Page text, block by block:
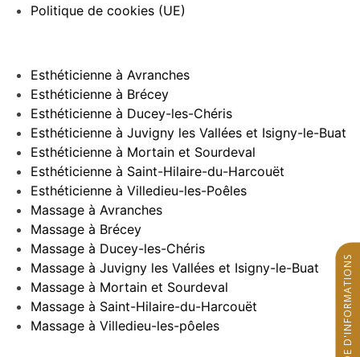
Politique de cookies (UE)
Esthéticienne à Avranches
Esthéticienne à Brécey
Esthéticienne à Ducey-les-Chéris
Esthéticienne à Juvigny les Vallées et Isigny-le-Buat
Esthéticienne à Mortain et Sourdeval
Esthéticienne à Saint-Hilaire-du-Harcouët
Esthéticienne à Villedieu-les-Poêles
Massage à Avranches
Massage à Brécey
Massage à Ducey-les-Chéris
Massage à Juvigny les Vallées et Isigny-le-Buat
Massage à Mortain et Sourdeval
Massage à Saint-Hilaire-du-Harcouët
Massage à Villedieu-les-pôeles
DEMANDE D'INFORMATIONS